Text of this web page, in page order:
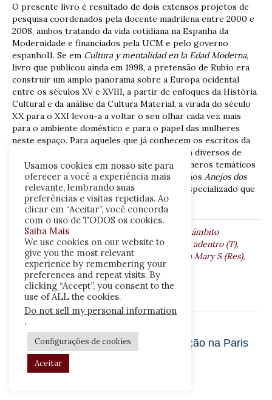
O presente livro é resultado de dois extensos projetos de
pesquisa coordenados pela docente madrilena entre 2000 e
2008, ambos tratando da vida cotidiana na Espanha da
Modernidade e financiados pela UCM e pelo governo
espanhol1. Se em Cultura y mentalidad en la Edad Moderna,
livro que publicou ainda em 1998, a pretensão de Rubio era
construir um amplo panorama sobre a Europa ocidental
entre os séculos XV e XVIII, a partir de enfoques da História
Cultural e da análise da Cultura Material, a virada do século
XX para o XXI levou-a a voltar o seu olhar cada vez mais
para o ambiente doméstico e para o papel das mulheres
neste espaço. Para aqueles que já conhecem os escritos da
autora, fica fácil perceber essa trajetória em diversos de
seus artigos e capítulos2 ou mesmo nos números temáticos
(RUBIO, 2002; RUBIO, 2015) que organizou nos Anejos dos
Cuadernos de Historia Moderna
, periódico especializado que
dirige há vários anos.Leia Mais
Tags:Antigo Regime
El ámbito
doméstico en el Antiguo Régimen: de puertas adentro (T),
História Histórias UnB (HHr),OLIVEIRA Carla Mary S (Res),
RUBIO Gloria Franco (Aut),Vida doméstica
Deixe um comentário
Poesia e polícia: redes de comunicação na Paris
do século XVIII – DARNTON (FH)
Usamos cookies em nosso site para
oferecer a você a experiência mais
relevante, lembrando suas
preferências e visitas repetidas. Ao
clicar em “Aceitar”, você concorda
com o uso de TODOS os cookies.
Saiba Mais
We use cookies on our website to
give you the most relevant
experience by remembering your
preferences and repeat visits. By
clicking “Accept”, you consent to the
use of ALL the cookies.
Do not sell my personal information
.
Configurações de cookies
Aceitar